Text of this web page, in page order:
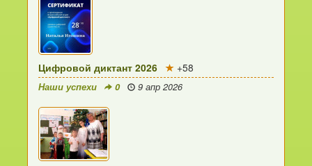
Цифровой диктант 2026 +58
Наши успехи 0 9 апр 2026